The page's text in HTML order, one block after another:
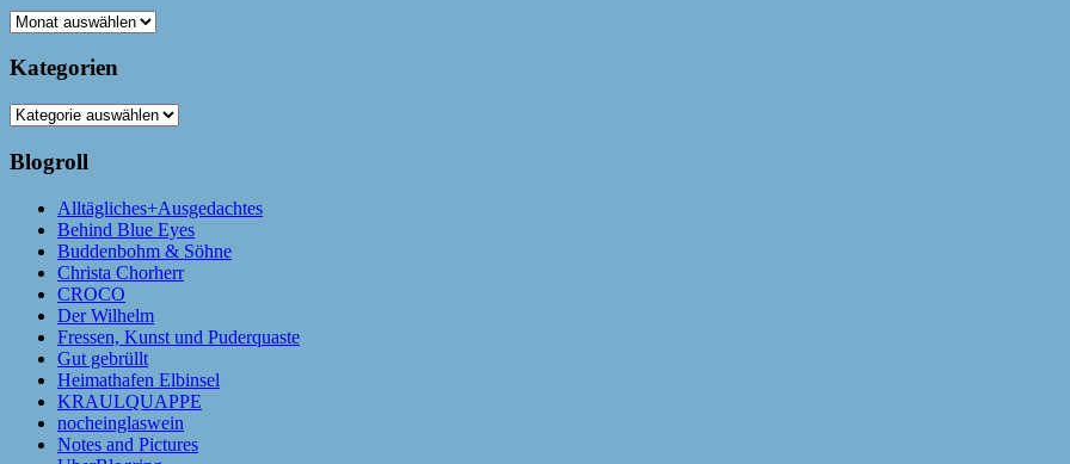
Archiv
Kategorien
Kategorien
Blogroll
Alltägliches+Ausgedachtes
Behind Blue Eyes
Buddenbohm & Söhne
Christa Chorherr
CROCO
Der Wilhelm
Fressen, Kunst und Puderquaste
Gut gebrüllt
Heimathafen Elbinsel
KRAULQUAPPE
nocheinglaswein
Notes and Pictures